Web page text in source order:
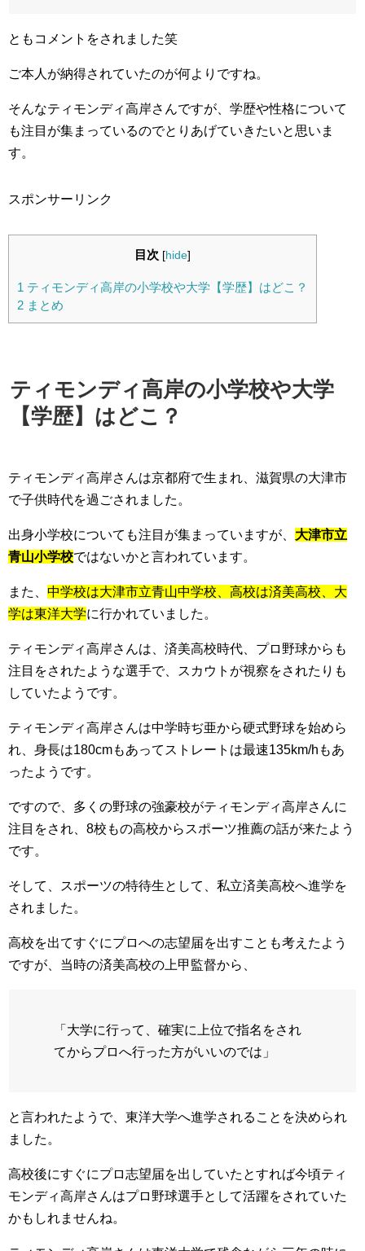
ともコメントをされました笑
ご本人が納得されていたのが何よりですね。
そんなティモンディ高岸さんですが、学歴や性格について
も注目が集まっているのでとりあげていきたいと思いま
す。
スポンサーリンク
目次 [hide]
1 ティモンディ高岸の小学校や大学【学歴】はどこ？
2 まとめ
ティモンディ高岸の小学校や大学
【学歴】はどこ？
ティモンディ高岸さんは京都府で生まれ、滋賀県の大津市
で子供時代を過ごされました。
出身小学校についても注目が集まっていますが、 大津市立
青山小学校ではないかと言われています。
また、 中学校は大津市立青山中学校、高校は済美高校、大
学は東洋大学に行かれていました。
ティモンディ高岸さんは、済美高校時代、プロ野球からも
注目をされたような選手で、スカウトが視察をされたりも
していたようです。
ティモンディ高岸さんは中学時ぢ亜から硬式野球を始めら
れ、身長は180cmもあってストレートは最速135km/hもあ
ったようです。
ですので、多くの野球の強豪校がティモンディ高岸さんに
注目をされ、8校もの高校からスポーツ推薦の話が来たよう
です。
そして、スポーツの特待生として、私立済美高校へ進学を
されました。
高校を出てすぐにプロへの志望届を出すことも考えたよう
ですが、当時の済美高校の上甲監督から、
「大学に行って、確実に上位で指名をされ
てからプロへ行った方がいいのでは」
と言われたようで、東洋大学へ進学されることを決められ
ました。
高校後にすぐにプロ志望届を出していたとすれば今頃ティ
モンディ高岸さんはプロ野球選手として活躍をされていた
かもしれませんね。